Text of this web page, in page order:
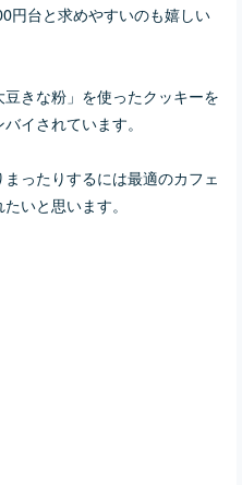
円台と求めやすいのも嬉しい
きな粉」を使ったクッキーを
イされています。
ったりするには最適のカフェ
いと思います。